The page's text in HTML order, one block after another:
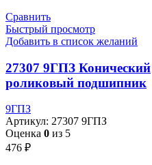
Сравнить
Быстрый просмотр
Добавить в список желаний
27307 9ГПЗ Конический
роликовый подшипник
9ГПЗ
Артикул: 27307 9ГПЗ
Оценка 0 из 5
476 ₽